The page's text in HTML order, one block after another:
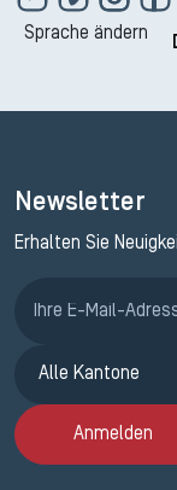
Sprache ändern
Newsletter
Erhalten Sie
Anmelden